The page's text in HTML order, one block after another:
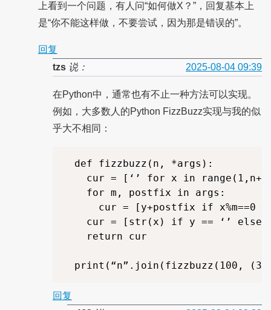
上看到一个问题，有人问“如何做X？”，回复基本上
是“你不能这样做，不要尝试，因为那是错误的”。
回复
tzs说： 2025-08-04 09:39
在Python中，通常也有不止一种方法可以实现。
例如，大多数人的Python FizzBuzz实现与我的似
乎大不相同：
  def fizzbuzz(n, *args):
cur = [‘’ for x in
    for m, postfix in args:
cur = [y+postfix if x%m==0
cur = [str(x) if y == ‘’ else
    return cur
回复